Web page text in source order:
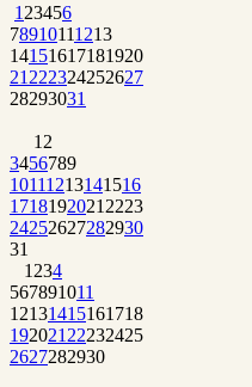
1 23456
78910111213
14151617181920
21 222324252627
28293031
1 2
3456789
10111213141516
1718192021 2223
24252627282930
31
1 234
567891011
12131415161718
192021 22232425
2627282930